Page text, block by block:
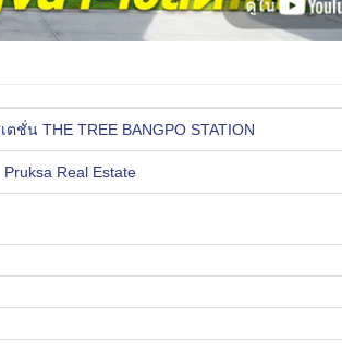
ชั่น THE TREE BANGPO STATION
Pruksa Real Estate